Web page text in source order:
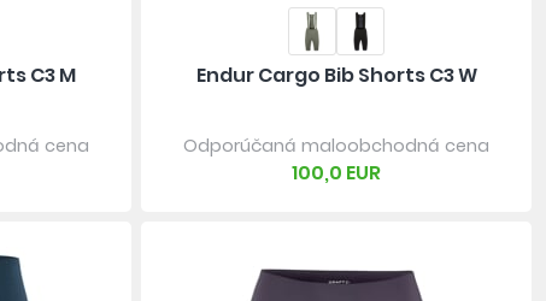
C3 M
cena
Endur Cargo Bib Shorts C3 W
Odporúčaná maloobchodná cena
100,0 EUR